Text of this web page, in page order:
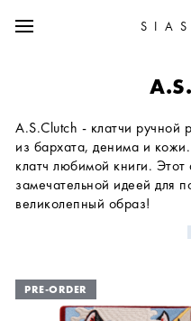
A.S.Clutch - клатчи
из бархата, денима и
клатч любимой книги. Этот
замечательной идеей для
великолепный образ!